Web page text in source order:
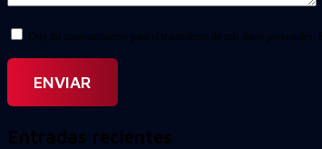
Doy mi consentimiento para el tratamiento de mis datos personales.
Entradas recientes